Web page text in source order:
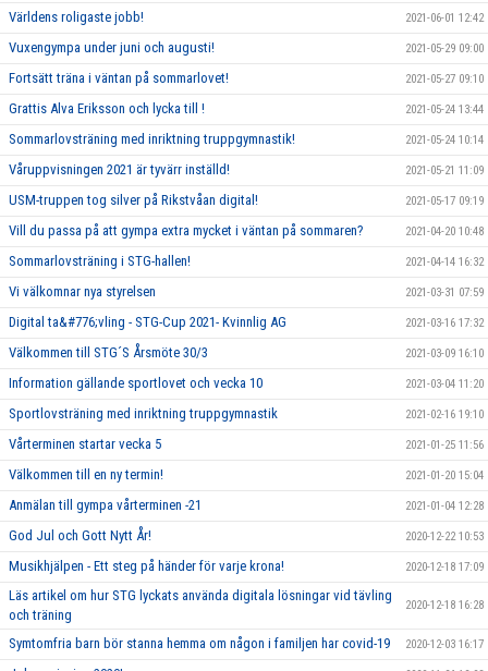
Världens roligaste jobb! 2021-06-01 12:42
Vuxengympa under juni och augusti! 2021-05-29 09:00
Fortsätt träna i väntan på sommarlovet! 2021-05-27 09:10
Grattis Alva Eriksson och lycka till ! 2021-05-24 13:44
Sommarlovsträning med inriktning truppgymnastik! 2021-05-24 10:14
Våruppvisningen 2021 är tyvärr inställd! 2021-05-21 11:09
USM-truppen tog silver på Rikstvåan digital! 2021-05-17 09:19
Vill du passa på att gympa extra mycket i väntan på sommaren? 2021-04-20 10:48
Sommarlovsträning i STG-hallen! 2021-04-14 16:32
Vi välkomnar nya styrelsen 2021-03-31 07:59
Digital ta&#776;vling - STG-Cup 2021- Kvinnlig AG 2021-03-16 17:32
Välkommen till STG´S Årsmöte 30/3 2021-03-09 16:10
Information gällande sportlovet och vecka 10 2021-03-04 11:20
Sportlovsträning med inriktning truppgymnastik 2021-02-16 19:10
Vårterminen startar vecka 5 2021-01-25 11:56
Välkommen till en ny termin! 2021-01-20 15:04
Anmälan till gympa vårterminen -21 2021-01-04 12:28
God Jul och Gott Nytt År! 2020-12-22 10:53
Musikhjälpen - Ett steg på händer för varje krona! 2020-12-18 17:09
Läs artikel om hur STG lyckats använda digitala lösningar vid tävling
och träning
2020-12-18 16:28
Symtomfria barn bör stanna hemma om någon i familjen har covid-19 2020-12-03 16:17